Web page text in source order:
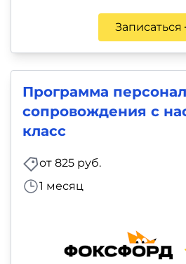
Записаться
Программа
сопровождения с
класс
от 825 руб.
1 месяц
Красота,
здоровье,
Психология
и
саморазвитие
Репетиторы